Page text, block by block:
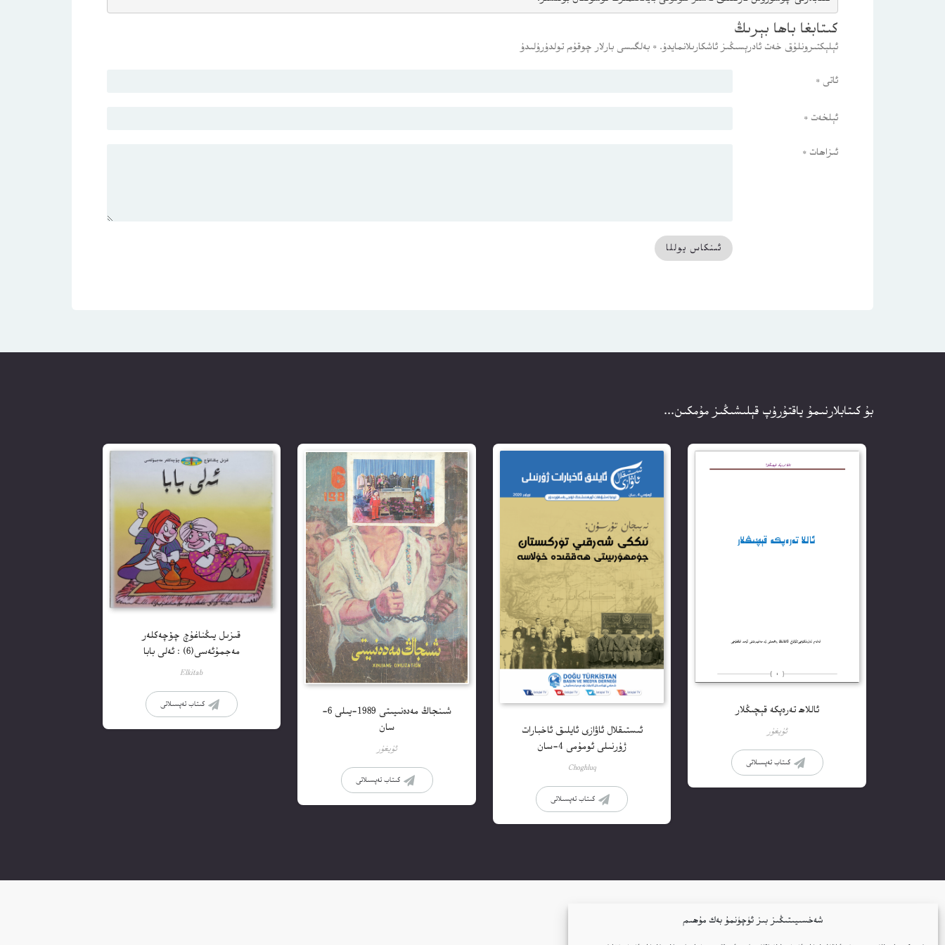
شەخسىيىتىڭىز بىز ئۈچۈنمۇ بەك مۇھىم
كىتابغا باھا بېرىڭ
ئېلېكتىرونلۇق خەت ئادرېسىڭىز ئاشكارىلانمايدۇ. * بەلگىسى بارلار چوقۇم تولدۇرۇلىدۇ
ئاتى *
ئېلخەت *
ئىزاھات *
بۇ كىتابلارنىمۇ ياقتۇرۇپ قېلىشىڭىز مۇمكىن...
ئاللاھ تەرەپكە قېچىڭلار
ئۇيغۇر
كىتاب تەپسىلاتى
ئىستىقلال ئاۋازى ئايلىق ئاخبارات
ژۇرنىلى ئومۇمى 4-سان
Choghluq
كىتاب تەپسىلاتى
شىنجاڭ مەدەنىيىتى 1989-يىلى 6-
سان
ئۇيغۇر
كىتاب تەپسىلاتى
قىزىل يىڭناغۇچ چۆچەكلەر
مەجمۇئەسى(6) : ئەلى بابا
Elkitab
كىتاب تەپسىلاتى